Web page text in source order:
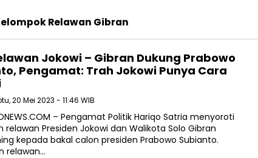
Relawan Gibran
Jokowi – Gibran Dukung Prabowo
Pengamat: Trah Jokowi Punya Cara
20 Mei 2023 - 11:46 WIB
– Pengamat Politik Hariqo Satria menyoroti
relawan Presiden Jokowi dan Walikota Solo Gibran
kepada bakal calon presiden Prabowo Subianto.
relawan…